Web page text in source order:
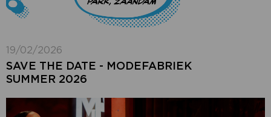
19/02/2026
SAVE THE DATE - MODEFABRIEK
SUMMER 2026